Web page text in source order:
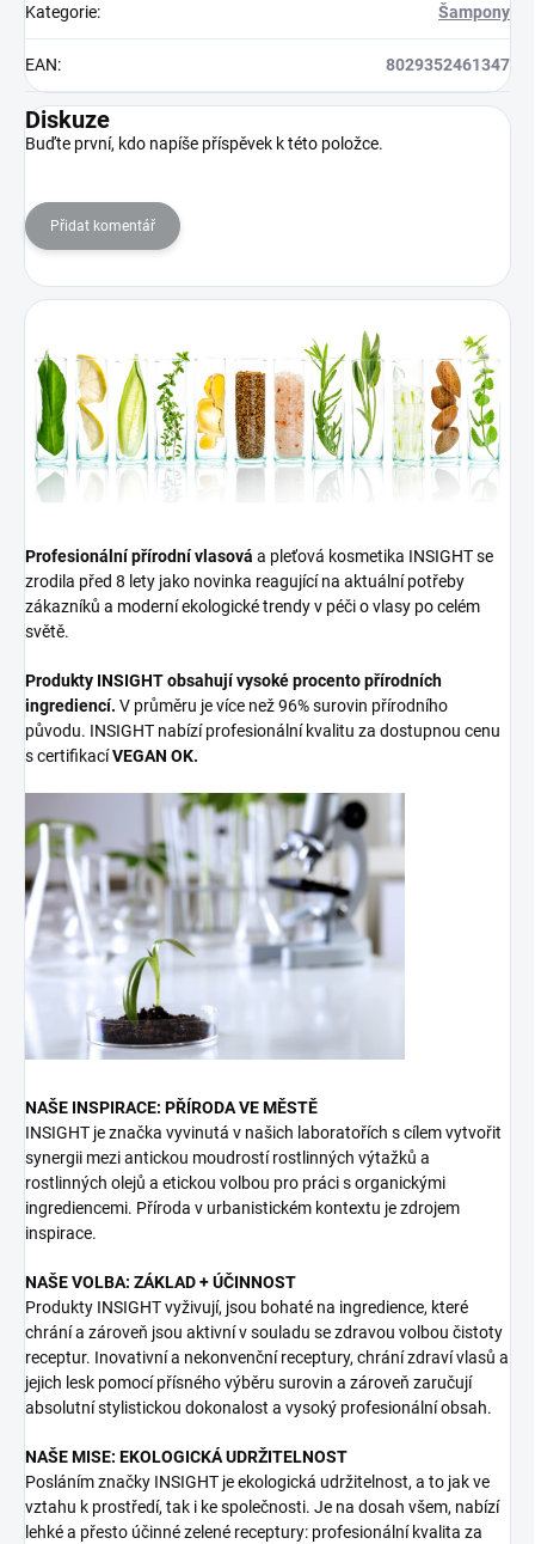
Kategorie: Šampony
EAN: 8029352461347
Diskuze
Buďte první, kdo napíše příspěvek k této položce.
Přidat komentář
Profesionální přírodní vlasová a pleťová kosmetika INSIGHT se
zrodila před 8 lety jako novinka reagující na aktuální potřeby
zákazníků a moderní ekologické trendy v péči o vlasy po celém
světě.
Produkty INSIGHT obsahují vysoké procento přírodních
ingrediencí. V průměru je více než 96% surovin přírodního
původu. INSIGHT nabízí profesionální kvalitu za dostupnou cenu
s certifikacíVEGAN OK.
NAŠE INSPIRACE: PŘÍRODA VE MĚSTĚ
INSIGHT je značka vyvinutá v našich laboratořích s cílem vytvořit
synergii mezi antickou moudrostí rostlinných výtažků a
rostlinných olejů a etickou volbou pro práci s organickými
ingrediencemi. Příroda v urbanistickém kontextu je zdrojem
inspirace.
NAŠE VOLBA: ZÁKLAD + ÚČINNOST
Produkty INSIGHT vyživují, jsou bohaté na ingredience, které
chrání a zároveň jsou aktivní v souladu se zdravou volbou čistoty
receptur. Inovativní a nekonvenční receptury, chrání zdraví vlasů a
jejich lesk pomocí přísného výběru surovin a zároveň zaručují
absolutní stylistickou dokonalost a vysoký profesionální obsah.
NAŠE MISE: EKOLOGICKÁ UDRŽITELNOST
Posláním značky INSIGHT je ekologická udržitelnost, a to jak ve
vztahu k prostředí, tak i ke společnosti. Je na dosah všem, nabízí
lehké a přesto účinné zelené receptury: profesionální kvalita za